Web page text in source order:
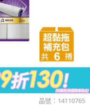
品號： 14110765